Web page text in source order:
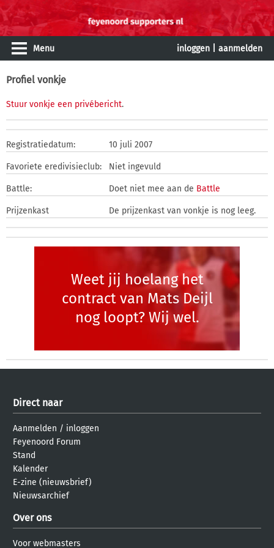
Menu inloggen aanmelden
Profiel vonkje
Stuur vonkje een privébericht.
Registratiedatum: 10 juli 2007
Favoriete eredivisieclub: Niet ingevuld
Battle: Doet niet mee aan de Battle
Prijzenkast De prijzenkast van vonkje is nog leeg.
Weet jij hoelang het
contract van Mats Deijl
nog loopt? Wij wel.
Direct naar
Aanmelden / inloggen
Feyenoord Forum
Stand
Kalender
E-zine (nieuwsbrief)
Nieuwsarchief
Over ons
Voor webmasters